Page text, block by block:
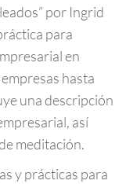
por Ingrid
para
en
hasta
una descripción
así
meditación.
y prácticas para